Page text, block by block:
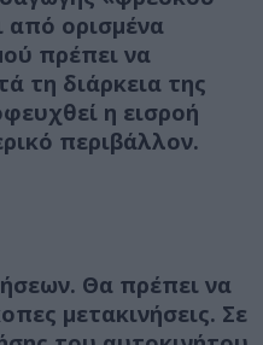
από ορισμένα
πρέπει να
τη διάρκεια της
η εισροή
περιβάλλον.
Θα πρέπει να
μετακινήσεις. Σε